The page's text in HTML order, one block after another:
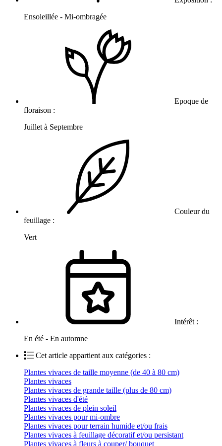
Ensoleillée - Mi-ombragée
Epoque de
floraison :
Juillet à Septembre
Couleur du
feuillage :
Vert
Intérêt :
En été - En automne
Cet article appartient aux catégories :
Plantes vivaces de taille moyenne (de 40 à 80 cm)
Plantes vivaces
Plantes vivaces de grande taille (plus de 80 cm)
Plantes vivaces d'été
Plantes vivaces de plein soleil
Plantes vivaces pour mi-ombre
Plantes vivaces pour terrain humide et/ou frais
Plantes vivaces à feuillage décoratif et/ou persistant
Plantes vivaces à fleurs à couper/ bouquet